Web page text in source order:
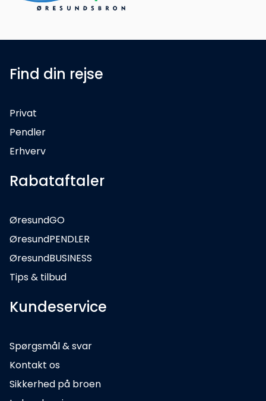
Find din rejse
Privat
Pendler
Erhverv
Rabataftaler
ØresundGO
ØresundPENDLER
ØresundBUSINESS
Tips & tilbud
Kundeservice
Spørgsmål & svar
Kontakt os
Sikkerhed på broen